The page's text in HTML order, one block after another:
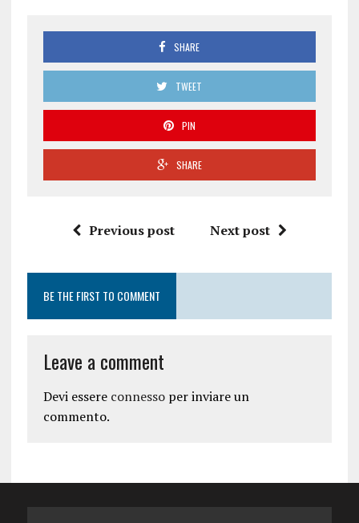
SHARE
TWEET
PIN
SHARE
Previous post Next post
BE THE FIRST TO COMMENT
Leave a comment
Devi essere connessoper inviare un
commento.